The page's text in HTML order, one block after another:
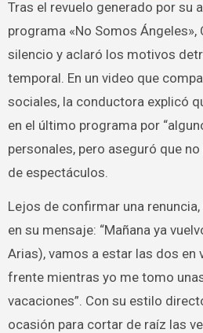
Tras el revuelo generado por su ausencia repentina en el
programa «No Somos
silencio y aclaró los motivos
temporal. En un video que
sociales, la conductora explicó
en el último programa por
personales, pero aseguró que
de espectáculos.
Lejos de confirmar una
en su mensaje: “Mañana ya
Arias), vamos a estar las dos en
frente mientras yo me tomo
vacaciones”. Con su estilo
ocasión para cortar de raíz las